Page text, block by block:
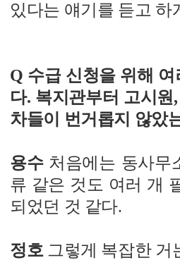
있다는 얘기를 듣고 하
Q 수급 신청을 위해
다. 복지관부터 고시
차들이 번거롭지 않았
용수처음에는 동사무
류 같은 것도 여러 개
되었던 것 같다.
정호 그렇게 복잡한 거